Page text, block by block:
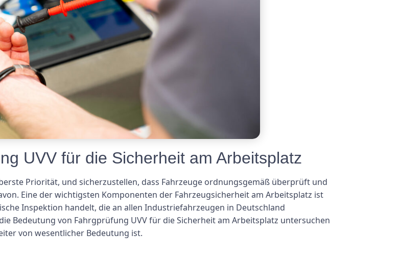
UVV für die Sicherheit am Arbeitsplatz
Priorität, und sicherzustellen, dass Fahrzeuge ordnungsgemäß überprüft und
Eine der wichtigsten Komponenten der Fahrzeugsicherheit am Arbeitsplatz ist
Inspektion handelt, die an allen Industriefahrzeugen in Deutschland
Bedeutung von Fahrgprüfung UVV für die Sicherheit am Arbeitsplatz untersuchen
von wesentlicher Bedeutung ist.